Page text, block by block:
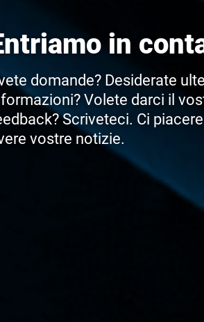
in
domande? Desiderate
Volete darci il
Scriveteci. Ci
vostre notizie.